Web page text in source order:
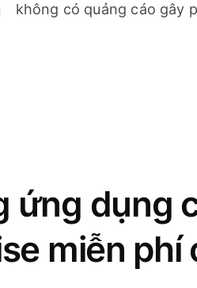
không có quảng cáo gây
ứng dụng
miễn phí